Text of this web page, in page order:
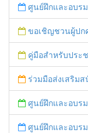
ศูนย์ฝึกและอบรมเด็กและเยาวช
ขอเชิญชวนผู้ปกครองเด็กแ
คู่มือสำหรับประชาชน : การขอเยี่ยม
ร่วมมือส่งเสริมสนับส
ศูนย์ฝึกและอบรมเด็กและเยาวชนพระ
ศูนย์ฝึกและอบรมเด็กและเยา